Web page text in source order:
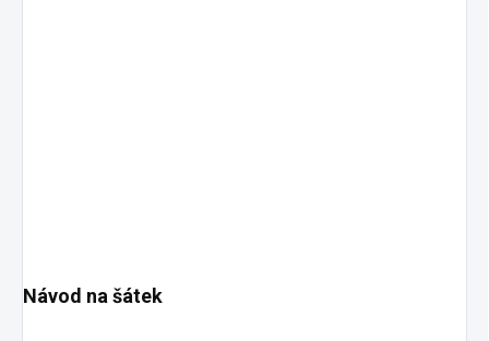
Návod na šátek